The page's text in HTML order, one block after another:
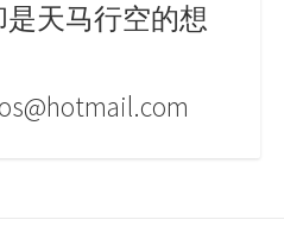
是天马行空的想